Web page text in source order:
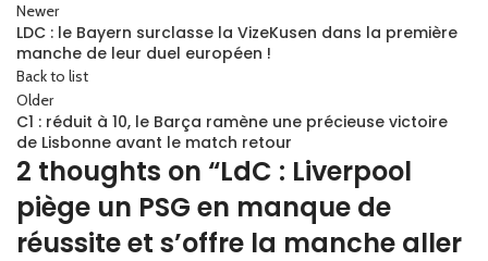
Newer
LDC : le Bayern surclasse la VizeKusen dans la première
manche de leur duel européen !
Back to list
Older
C1 : réduit à 10, le Barça ramène une précieuse victoire
de Lisbonne avant le match retour
2 thoughts on “LdC : Liverpool
piège un PSG en manque de
réussite et s’offre la manche aller